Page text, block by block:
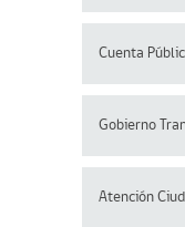
Cuenta
Gobierno
Atención